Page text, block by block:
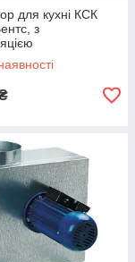
для кухні КСК
з